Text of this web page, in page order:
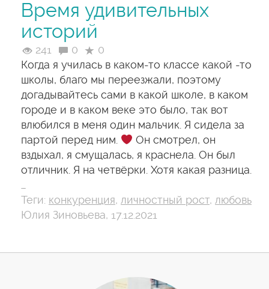
Время удивительных
историй
241 0
0
Когда я училась в каком-то классе какой -то
школы, благо мы переезжали, поэтому
догадывайтесь сами в какой школе, в каком
городе и в каком веке это было, так вот
влюбился в меня один мальчик. Я сидела за
партой перед ним.
Он смотрел, он
вздыхал, я смущалась, я краснела. Он был
отличник. Я на четвёрки. Хотя какая разница.
Теги: конкуренция, личностный рост, любовь
Юлия Зиновьева, 17.12.2021